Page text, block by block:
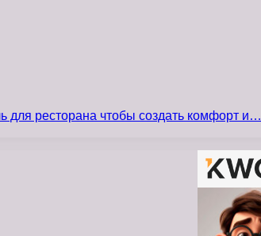
для ресторана чтобы создать комфорт и…